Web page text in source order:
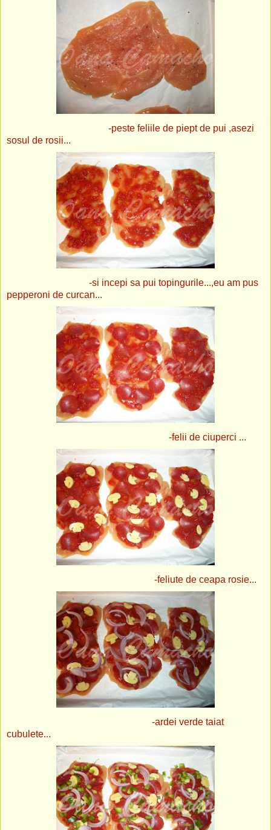
-peste feliile de piept de pui ,asezi
sosul de rosii...
-si incepi sa pui topingurile...,eu am pus
pepperoni de curcan...
-felii de ciuperci ...
-feliute de ceapa rosie...
-ardei verde taiat
cubulete...